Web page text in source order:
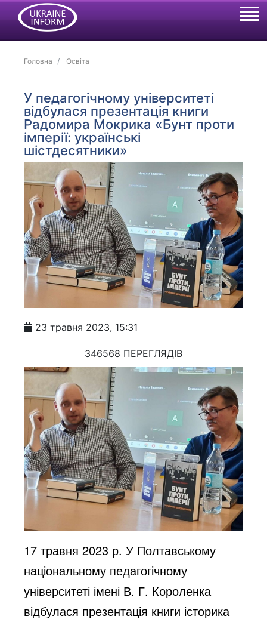
Головна Освіта
У педагогічному університеті
відбулася презентація книги
Радомира Мокрика «Бунт проти
імперії: українські
шістдесятники»
23 травня 2023, 15:31
346568 ПЕРЕГЛЯДІВ
17 травня 2023 р. У Полтавському
національному педагогічному
університеті імені В. Г. Короленка
відбулася презентація книги історика